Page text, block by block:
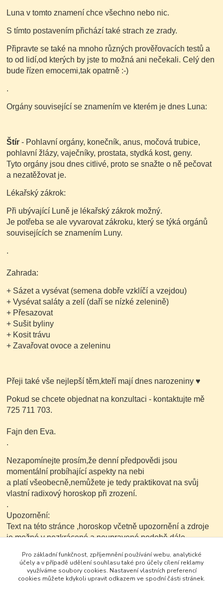
Luna v tomto znamení chce všechno nebo nic.
S tímto postavením přichází také strach ze zrady.
Připravte se také na mnoho různých prověřovacích testů a
to od lidí,od kterých by jste to možná ani nečekali. Celý den
bude řízen emocemi,tak opatrně :-)
.
Orgány související se znamením ve kterém je dnes Luna:
Štír - Pohlavní orgány, konečník, anus, močová trubice,
pohlavní žlázy, vaječníky, prostata, stydká kost, geny.
Tyto orgány jsou dnes citlivé, proto se snažte o ně pečovat
a nezatěžovat je.
Lékařský zákrok:
Při ubývající Luně je lékařský zákrok možný.
Je potřeba se ale vyvarovat zákroku, který se týká orgánů
souvisejících se znamením Luny.
.
Zahrada:
+ Sázet a vysévat (semena dobře vzklíčí a vzejdou)
+ Vysévat saláty a zelí (daří se nízké zelenině)
+ Přesazovat
+ Sušit byliny
+ Kosit trávu
+ Zavařovat ovoce a zeleninu
Přeji také vše nejlepší těm,kteří mají dnes narozeniny♥
Pokud se chcete objednat na konzultaci - kontaktujte mě
725 711 703.
Fajn den Eva.
.
Nezapomínejte prosím,že denní předpovědi jsou
momentální probíhající aspekty na nebi
a platí všeobecně,nemůžete je tedy praktikovat na svůj
vlastní radixový horoskop při zrození.
.
Upozornění:
Text na této stránce ,horoskop včetně upozornění a zdroje
je možné v nezkrácené a neupravené podobě dále
způsobem..
Pro základní funkčnost, zpříjemnění používání webu, analytické
účely a v případě udělení souhlasu také pro účely cílení reklamy
využíváme soubory cookies. Nastavení vlastních preferencí
cookies můžete kdykoli upravit odkazem ve spodní části stránek.